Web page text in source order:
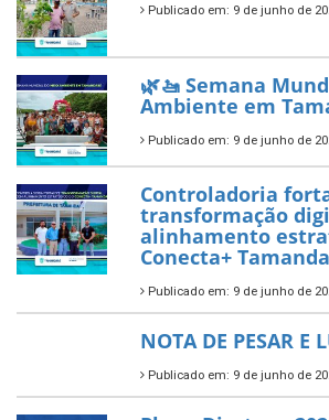
Publicado em: 10 de junho de
novos
fortalecer a saúde
município.
Publicado em: 10 de junho de
Prefeitura de
inscrições para o
Multicultural PNAB
Publicado em: 9 de junho de
🌳🌱 Projeto
Publicado em: 9 de junho de